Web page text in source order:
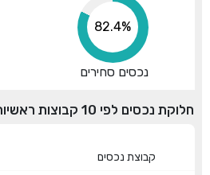
82.4%
נכסים סחירים
חלוקת נכסים לפי 10 קבוצות ראשיות
קבוצת נכסים